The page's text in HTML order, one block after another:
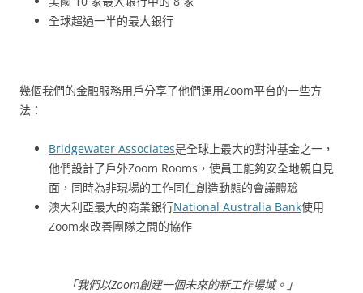
全球超過一半的最大銀行
幾個我們的金融服務用戶分享了他們運用Zoom平台的一些方
法：
Bridgewater Associates是全球上最大的對沖基金之一，
他們設計了戶外Zoom Rooms，使員工能夠安全地親自見
面，同時為非現場的工作同仁創造動態的會議體驗
澳大利亞最大的商業銀行National Australia Bank使用
Zoom來改善團隊之間的協作
「我們以Zoom創建一個未來的新工作場域。」